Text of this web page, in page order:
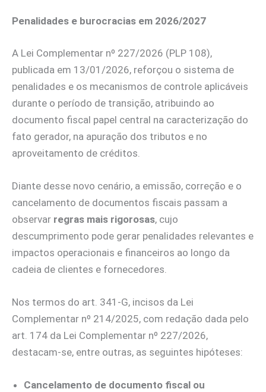
Penalidades e burocracias em 2026/2027
A Lei Complementar nº 227/2026 (PLP 108),
publicada em 13/01/2026, reforçou o sistema de
penalidades e os mecanismos de controle aplicáveis
durante o período de transição, atribuindo ao
documento fiscal papel central na caracterização do
fato gerador, na apuração dos tributos e no
aproveitamento de créditos.
Diante desse novo cenário, a emissão, correção e o
cancelamento de documentos fiscais passam a
observar regras mais rigorosas, cujo
descumprimento pode gerar penalidades relevantes e
impactos operacionais e financeiros ao longo da
cadeia de clientes e fornecedores.
Nos termos do art. 341-G, incisos da Lei
Complementar nº 214/2025, com redação dada pelo
art. 174 da Lei Complementar nº 227/2026,
destacam-se, entre outras, as seguintes hipóteses:
Cancelamento de documento fiscal ou